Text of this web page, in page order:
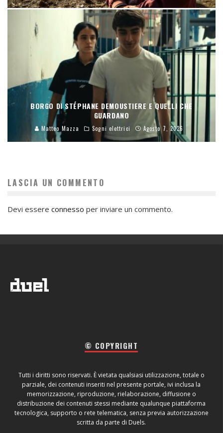
BORGO DI STÉPHANE DEMOUSTIERE E QUELLI CHE
GUARDANO
Matteo Mazza Sogni elettrici Agosto 7, 2026
LASCIA UN COMMENTO
Devi essere connesso per inviare un commento.
© COPYRIGHT
Tutti i diritti sono riservati. È vietata qualsiasi utilizzazione, totale o
parziale, dei contenuti inseriti nel presente portale, ivi inclusa la
memorizzazione, riproduzione, rielaborazione, diffusione o
distribuzione dei contenuti stessi mediante qualunque piattaforma
tecnologica, supporto o rete telematica, senza previa autorizzazione
scritta da parte di Duels.